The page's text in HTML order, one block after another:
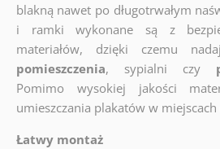
blakną nawet po długotrwałym
i ramki wykonane są z
materiałów, dzięki czemu
pomieszczenia, sypialni czy
Pomimo wysokiej jakości
umieszczania plakatów w
Łatwy montaż